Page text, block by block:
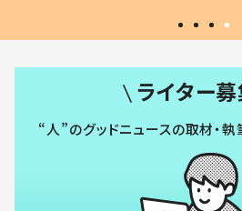
ライター募
“人”のグッドニュースの取材・